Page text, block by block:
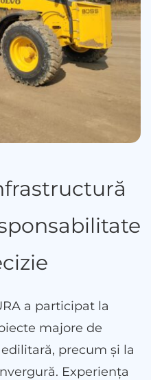
a participat la
majore de
precum și la
Experiența